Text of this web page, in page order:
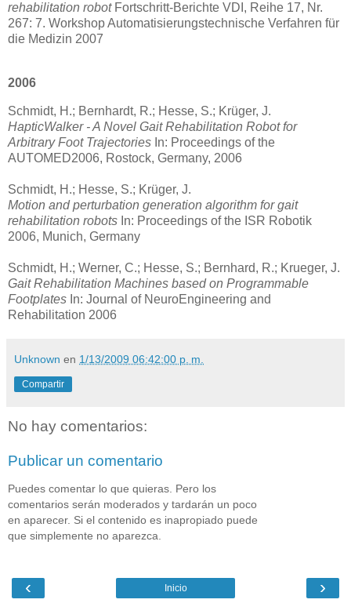
rehabilitation robotFortschritt-Berichte VDI, Reihe 17, Nr.
267: 7. Workshop Automatisierungstechnische Verfahren für
die Medizin 2007
2006
Schmidt, H.; Bernhardt, R.; Hesse, S.; Krüger, J.
HapticWalker - A Novel Gait Rehabilitation Robot for
Arbitrary Foot Trajectories In: Proceedings of the
AUTOMED2006, Rostock, Germany, 2006
Schmidt, H.; Hesse, S.; Krüger, J.
Motion and perturbation generation algorithm for gait
rehabilitation robots In: Proceedings of the ISR Robotik
2006, Munich, Germany
Schmidt, H.; Werner, C.; Hesse, S.; Bernhard, R.; Krueger, J.
Gait Rehabilitation Machines based on Programmable
Footplates In: Journal of NeuroEngineering and
Rehabilitation 2006
Unknown en 1/13/2009 06:42:00 p. m.
Compartir
No hay comentarios:
Publicar un comentario
Puedes comentar lo que quieras. Pero los
comentarios serán moderados y tardarán un poco
en aparecer. Si el contenido es inapropiado puede
que simplemente no aparezca.
‹ ›
Inicio